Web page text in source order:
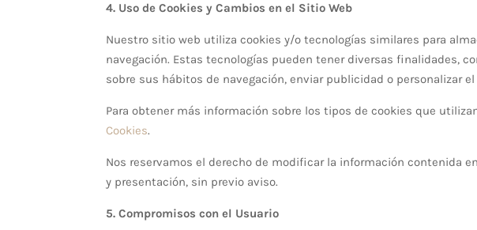
4. Uso de Cookies y Cambios en el Sitio Web
Nuestro sitio web utiliza cookies y/o tecnologías similares para
navegación. Estas tecnologías pueden tener diversas finalidades,
sobre sus hábitos de navegación, enviar publicidad o personalizar
Para obtener más información sobre los tipos de cookies que
Cookies.
Nos reservamos el derecho de modificar la información contenida
y presentación, sin previo aviso.
5. Compromisos con el Usuario